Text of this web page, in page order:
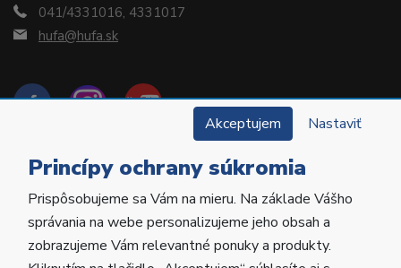
041/4331016, 4331017
hufa@hufa.sk
Copyright © 2022 Hu-Fa Dental a.s. Všetky práva
vyhradené.
Akceptujem Nastaviť
Princípy ochrany súkromia
Prispôsobujeme sa Vám na mieru. Na základe Vášho
správania na webe personalizujeme jeho obsah a
zobrazujeme Vám relevantné ponuky a produkty.